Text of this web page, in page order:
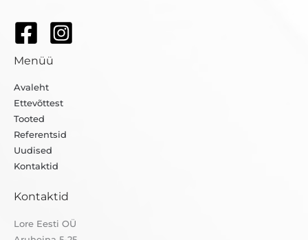
Menüü
Avaleht
Ettevõttest
Tooted
Referentsid
Uudised
Kontaktid
Kontaktid
Lore Eesti OÜ